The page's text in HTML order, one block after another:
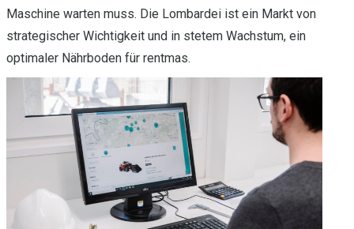
Maschine warten muss. Die Lombardei ist ein Markt von
strategischer Wichtigkeit und in stetem Wachstum, ein
optimaler Nährboden für rentmas.